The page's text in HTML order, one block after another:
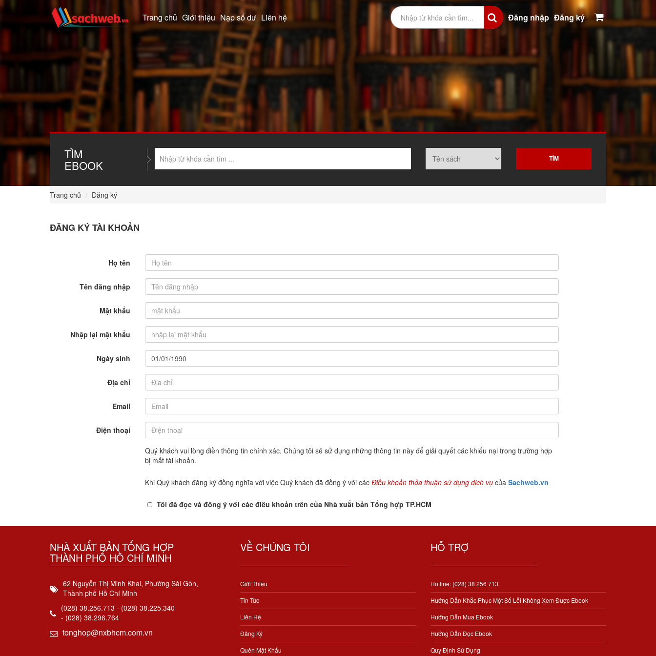
Trang chủ Giới thiệu Nạp số dư Liên hệ Đăng nhập Đăng ký
TÌM
EBOOK
Trang chủ Đăng ký
ĐĂNG KÝ TÀI KHOẢN
Họ tên
Tên đăng nhập
Mật khẩu
Nhập lại mật khẩu
Ngày sinh
Địa chỉ
Email
Điện thoại
Quý khách vui lòng điền thông tin chính xác. Chúng tôi sẽ sử dụng những thông tin này để giải quyết các khiếu nại trong trường hợp
bị mất tài khoản.
Khi Quý khách đăng ký đồng nghĩa với việc Quý khách đã đồng ý với các Điều khoản thỏa thuận sử dụng dịch vụ của Sachweb.vn
Tôi đã đọc và đồng ý với các điều khoản trên của Nhà xuất bản Tổng hợp TP.HCM
NHÀ XUẤT BẢN TỔNG HỢP
THÀNH PHỐ HỒ CHÍ MINH
62 Nguyễn Thị Minh Khai, Phường Sài Gòn,
Thành phố Hồ Chí Minh
(028) 38.256.713 - (028) 38.225.340
- (028) 38.296.764
tonghop@nxbhcm.com.vn
VỀ CHÚNG TÔI
Giới Thiệu
Tin Tức
Liên Hệ
Đăng Ký
Quên Mật Khẩu
HỖ TRỢ
Hotline: (028) 38 256 713
Hướng Dẫn Khắc Phục Một Số Lỗi Không Xem Được Ebook
Hướng Dẫn Mua Ebook
Hướng Dẫn Đọc Ebook
Quy Định Sử Dụng